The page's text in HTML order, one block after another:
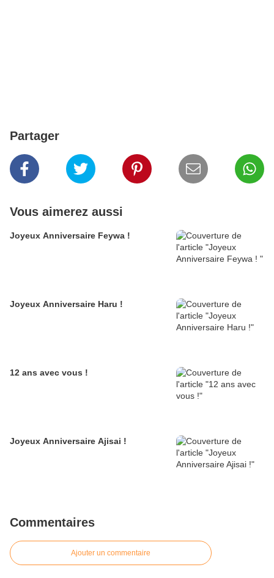
Partager
Vous aimerez aussi
Joyeux Anniversaire Feywa !
Joyeux Anniversaire Haru !
12 ans avec vous !
Joyeux Anniversaire Ajisai !
Commentaires
Ajouter un commentaire